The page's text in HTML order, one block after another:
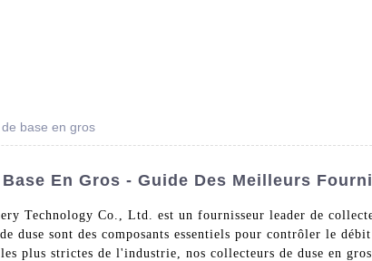
base en gros
En Gros - Guide Des Meilleurs
Technology Co., Ltd. est un fournisseur leader de
duse sont des composants essentiels pour contrôler le
plus strictes de l'industrie, nos collecteurs de duse en